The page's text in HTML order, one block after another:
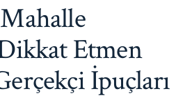
Etmen
İpuçları